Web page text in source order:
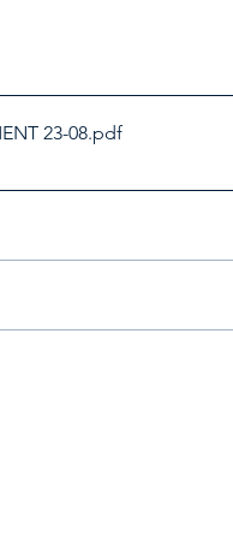
23-08.pdf